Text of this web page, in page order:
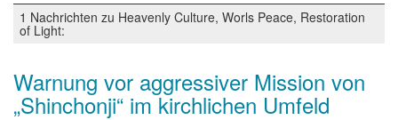
1 Nachrichten zu Heavenly Culture, Worls Peace, Restoration
of Light:
Warnung vor aggressiver Mission von
„Shinchonji“ im kirchlichen Umfeld